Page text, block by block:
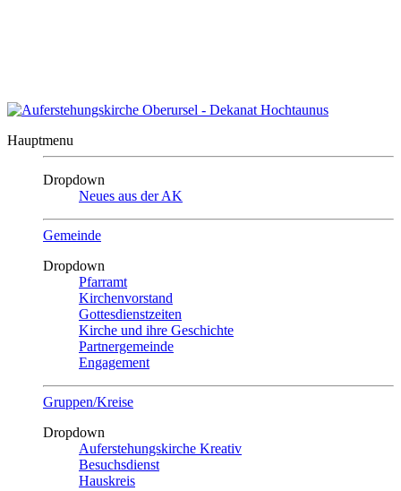
Hauptmenu
Dropdown
Neues aus der AK
Gemeinde
Dropdown
Pfarramt
Kirchenvorstand
Gottesdienstzeiten
Kirche und ihre Geschichte
Partnergemeinde
Engagement
Gruppen/Kreise
Dropdown
Auferstehungskirche Kreativ
Besuchsdienst
Hauskreis